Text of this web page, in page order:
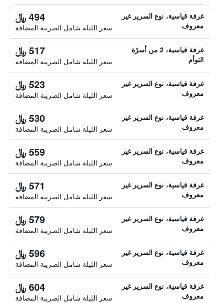
غرفة قياسية، نوع السرير غير
معروف
494 ﷼
سعر الليلة شامل الصريبة المضافة
غرفة قياسية، 2 من أسرّة
التوأم
517 ﷼
سعر الليلة شامل الصريبة المضافة
غرفة قياسية، نوع السرير غير
معروف
523 ﷼
سعر الليلة شامل الصريبة المضافة
غرفة قياسية، نوع السرير غير
معروف
530 ﷼
سعر الليلة شامل الصريبة المضافة
غرفة قياسية، نوع السرير غير
معروف
559 ﷼
سعر الليلة شامل الصريبة المضافة
غرفة قياسية، نوع السرير غير
معروف
571 ﷼
سعر الليلة شامل الصريبة المضافة
غرفة قياسية، نوع السرير غير
معروف
579 ﷼
سعر الليلة شامل الصريبة المضافة
غرفة قياسية، نوع السرير غير
معروف
596 ﷼
سعر الليلة شامل الصريبة المضافة
غرفة قياسية، نوع السرير غير
معروف
604 ﷼
سعر الليلة شامل الصريبة المضافة